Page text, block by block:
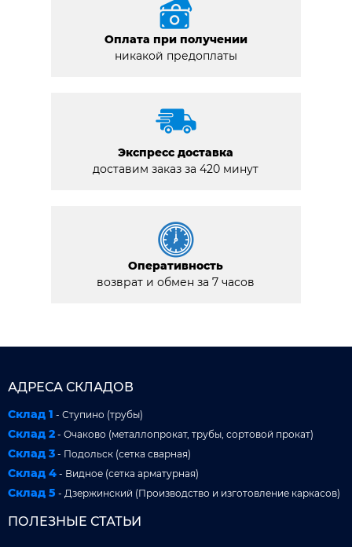
Оплата при получении
никакой предоплаты
Экспресс доставка
доставим заказ за 420 минут
Оперативность
возврат и обмен за 7 часов
АДРЕСА СКЛАДОВ
Склад 1 - Ступино (трубы)
Склад 2 - Очаково (металлопрокат, трубы, сортовой прокат)
Склад 3 - Подольск (сетка сварная)
Склад 4 - Видное (сетка арматурная)
Склад 5 - Дзержинский (Производство и изготовление каркасов)
ПОЛЕЗНЫЕ СТАТЬИ